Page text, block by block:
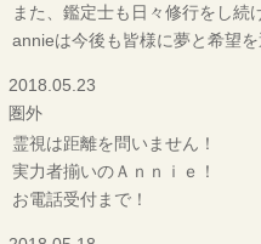
また、鑑定士も日々修行をし続
annieは今後も皆様に夢と希望
2018.05.23
圏外
霊視は距離を問いません！
実力者揃いのＡｎｎｉｅ！
お電話受付まで！